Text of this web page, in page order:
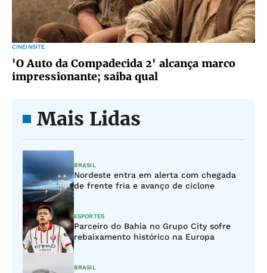
CINEINSITE
'O Auto da Compadecida 2' alcança marco
impressionante; saiba qual
Mais Lidas
BRASIL
Nordeste entra em alerta com chegada
de frente fria e avanço de ciclone
ESPORTES
Parceiro do Bahia no Grupo City sofre
rebaixamento histórico na Europa
BRASIL